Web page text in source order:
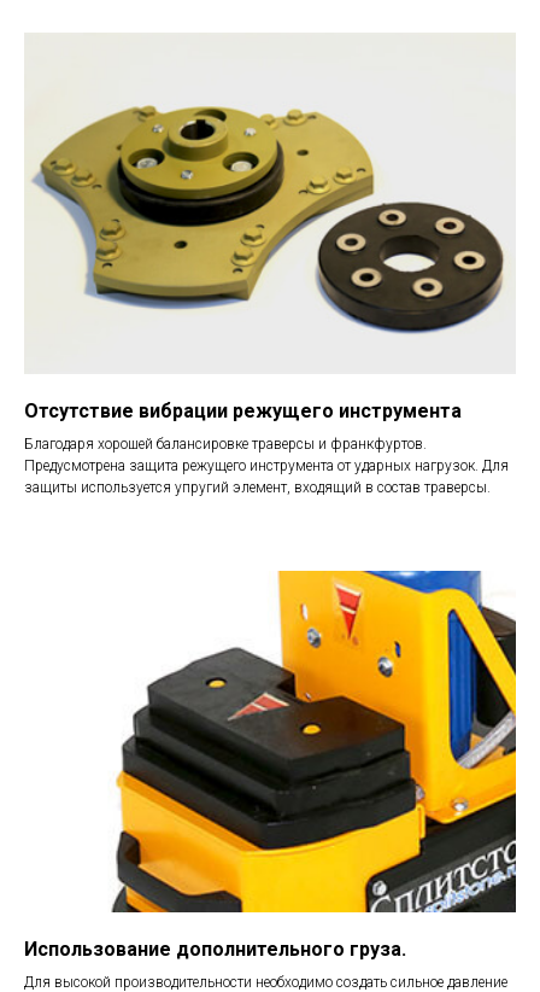
Отсутствие вибрации режущего инструмента
Благодаря хорошей балансировке траверсы и франкфуртов.
Предусмотрена защита режущего инструмента от ударных нагрузок. Для
защиты используется упругий элемент, входящий в состав траверсы.
Использование дополнительного груза.
Для высокой производительности необходимо создать сильное давление